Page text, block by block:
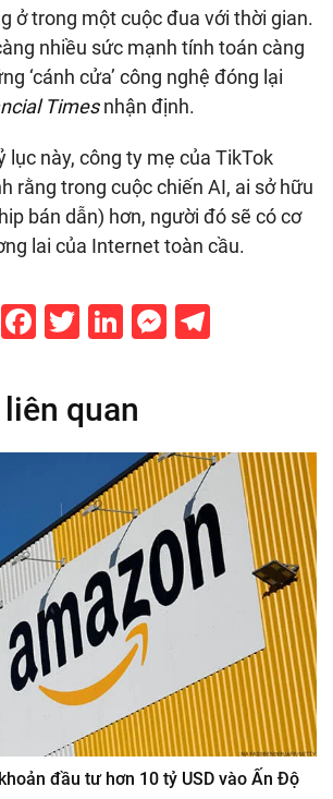
ở trong một cuộc đua với thời gian.
nhiều sức mạnh tính toán càng
‘cánh cửa’ công nghệ đóng lại
Timesnhận định.
lục này, công ty mẹ của TikTok
rằng trong cuộc chiến AI, ai sở hữu
bán dẫn) hơn, người đó sẽ có cơ
lai của Internet toàn cầu.
Facebook
Twitter
LinkedIn
quan
đầu tư hơn 10 tỷ USD vào Ấn Độ